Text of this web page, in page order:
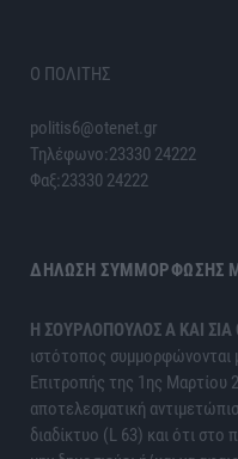
Ο ΠΟΛΙΤΗΣ
politis6@otenet.gr
Τηλέφωνο:23330 24222
Φαξ:23330 24222
ΔΉΛΩΣΗ ΣΥΜΜΌΡΦΩΣΗΣ
H ΣΟΥΡΛΟΠΟΥΛΟΣ Α ΚΑΙ ΣΙΑ
ιστότοπος συμμορφώνονται
Επιτροπής της 1ης Μαρτίου
αποτελεσματική
διαδίκτυο (L 63) και ότι στο